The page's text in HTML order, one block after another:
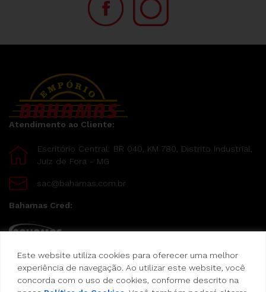
Este website utiliza cookies para oferecer uma melhor
experiência de navegação. Ao utilizar este website, você
concorda com o uso de cookies, conforme descrito na
Atendimento ao Cliente:
Escritório Central: BR 040, KM 780, Distrito Industrial,
Juiz de Fora - MG
sac@bahamas.com.br
Bahamas Cred:
Pague suas compras com o Bahamas Cred
Formas de pagamento: